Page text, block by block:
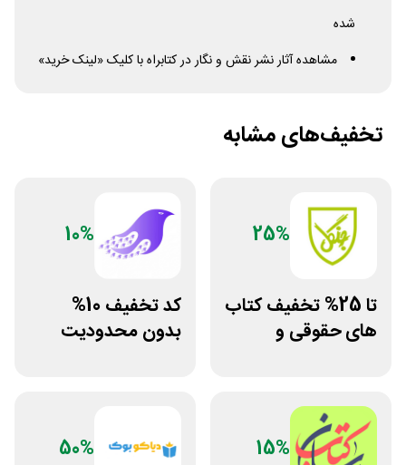
شده
مشاهده آثار نشر نقش و نگار در کتابراه با کلیک «لینک خرید»
تخفیف‌های مشابه
25%
تا 25% تخفیف کتاب
های حقوقی و
10%
کد تخفیف 10%
بدون محدودیت
15%
50%